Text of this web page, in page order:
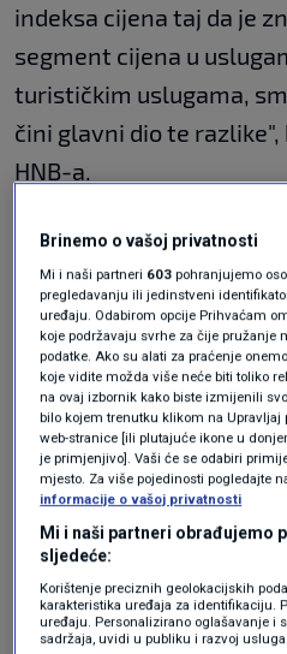
indeksa cijena taj da je
segment cijena u
turističkim uslugama,
čini glavni dio te
HNB-a.
Vujčić objašnjava da
rezidenti je domaća
indeks je ono što
"Budući da smo mi
puno stranaca, ako
uslugama rastu brže od
harmonizirani indeks biti
pokazuje iskustvo od
su cijene domaće i
slične. Sad je došlo do
Brinemo o vašoj privatnosti
Mi i naši partneri 603 pohranjujemo
pregledavanju ili jedinstveni
uređaju. Odabirom opcije Prihvaćam
koje podržavaju svrhe za čije pružanje
podatke. Ako su alati za praćenje
koje vidite možda više neće biti toliko
na ovaj izbornik kako biste izmijenili
bilo kojem trenutku klikom na Upravljaj
web-stranice [ili plutajuće ikone u
je primjenjivo]. Vaši će se odabiri
mjesto. Za više pojedinosti pogledajte
informacije o vašoj privatnosti
Mi i naši partneri obrađujemo
sljedeće:
Korištenje preciznih geolokacijskih
karakteristika uređaja za identifikaciju.
uređaju. Personalizirano oglašavanje i
sadržaja, uvidi u publiku i razvoj usluga.